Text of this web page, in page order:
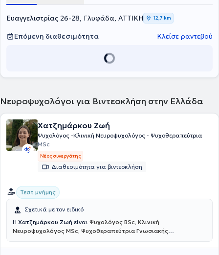
Ευαγγελιστρίας 26-28, Γλυφάδα, ΑΤΤΙΚΗ 12,7 km
Επόμενη διαθεσιμότητα Κλείσε ραντεβού
Νευροψυχολόγοι για Βιντεοκλήση στην Ελλάδα
Χατζημάρκου Ζωή
Ψυχολόγος -Κλινική Νευροψυχολόγος - Ψυχοθεραπεύτρια
MSc
Νέος συνεργάτης
Διαθεσιμότητα για βιντεοκλήση
Τεστ μνήμης
Σχετικά με τον ειδικό
Η Χατζημάρκου Ζωή είναι Ψυχολόγος BSc, Κλινική
Νευροψυχολόγος MSc, Ψυχοθεραπεύτρια Γνωσιακής
συνεδρίες. Είναι αριστούχος απόφοιτη του Αριστοτελείου